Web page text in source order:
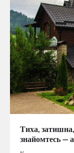
Тиха,
знайомтесь —